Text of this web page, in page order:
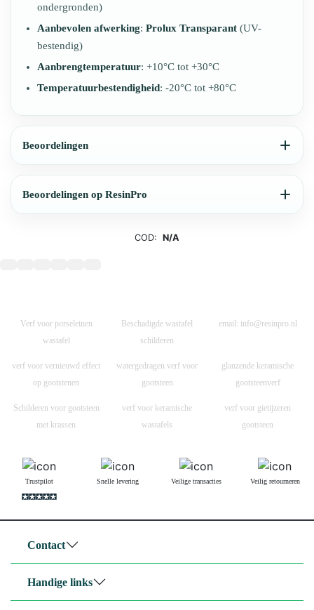
ondergronden)
Aanbevolen afwerking: Prolux Transparant(UV-
bestendig)
Aanbrengtemperatuur: +10°C tot +30°C
Temperatuurbestendigheid: -20°C tot +80°C
Beoordelingen
Beoordelingen op ResinPro
COD: N/A
Verf voor porseleinen
wastafel
Beschadigde wastafel
schilderen
email: info@resinpro.nl
verf voor vernieuwd effect
op gootstenen
watergedragen verf voor
gootsteen
glanzende keramische
gootsteenverf
Schilderen voor gootsteen
met krassen
verf voor keramische
wastafels
verf voor gietijzeren
gootsteen
Trustpilot Snelle levering Veilige transacties Veilig retourneren
Contact
Handige links